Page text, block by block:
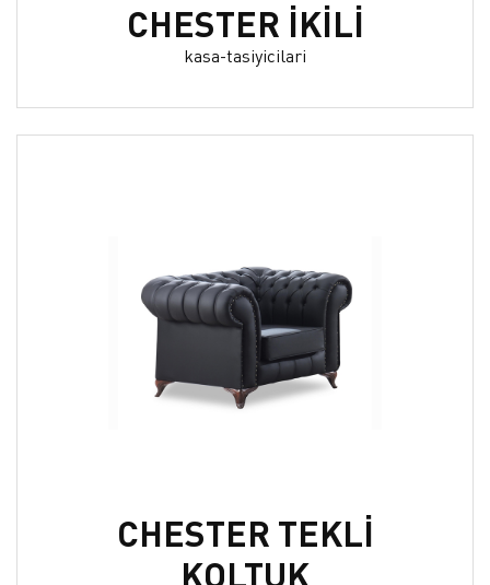
CHESTER İKİLİ
kasa-tasiyicilari
CHESTER TEKLİ
KOLTUK